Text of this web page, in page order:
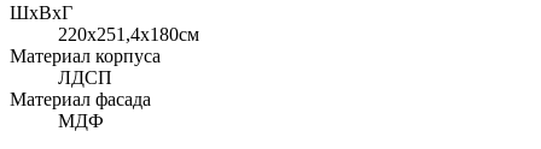
ШхВхГ
220x251,4х180см
Материал корпуса
ЛДСП
Материал фасада
МДФ